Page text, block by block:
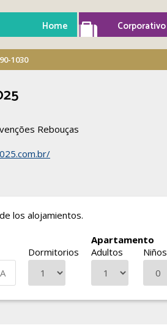
Home Corporativo
1030
Rebouças
los alojamientos.
Dormitorios
Apartamento
Adultos
Niños